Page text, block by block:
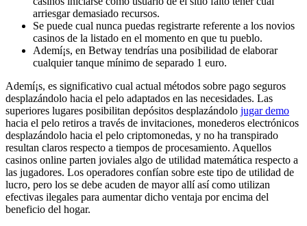
arriesgar demasiado recursos.
Se puede cual nunca puedas registrarte referente a los novios
casinos de la listado en el momento en que tu pueblo.
Ademí¡s, en Betway tendrí­as una posibilidad de elaborar
cualquier tanque mínimo de separado 1 euro.
Ademí¡s, es significativo cual actual métodos sobre pago seguros
desplazándolo hacia el pelo adaptados en las necesidades. Las
superiores lugares posibilitan depósitos desplazándolo jugar demo
hacia el pelo retiros a través de invitaciones, monederos electrónicos
desplazándolo hacia el pelo criptomonedas, y no ha transpirado
resultan claros respecto a tiempos de procesamiento. Aquellos
casinos online parten joviales algo de utilidad matemática respecto a
las jugadores. Los operadores confían sobre este tipo de utilidad de
lucro, pero los se debe acuden de mayor allí así­ como utilizan
efectivas ilegales para aumentar dicho ventaja por encima del
beneficio del hogar.